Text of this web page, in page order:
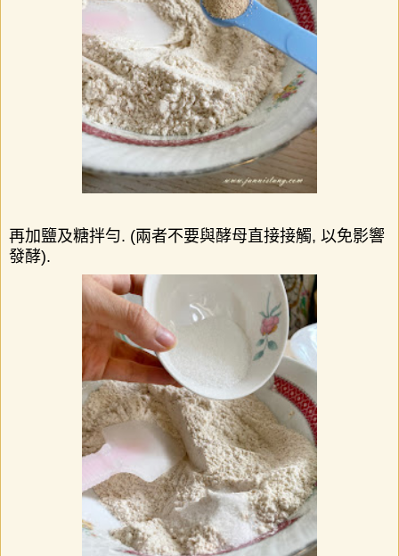
再加鹽及糖拌勻. (兩者不要與酵母直接接觸, 以免影響
發酵).